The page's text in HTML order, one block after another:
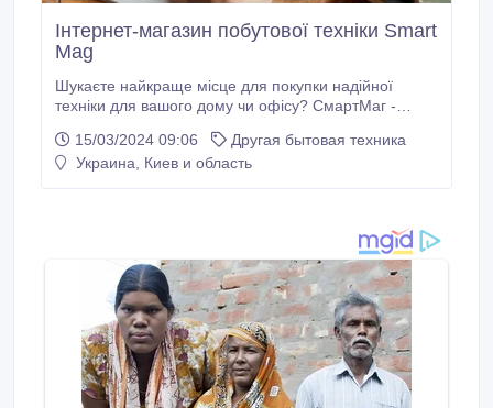
Інтернет-магазин побутової техніки Smart
Mag
Шукаєте найкраще місце для покупки надійної
техніки для вашого дому чи офісу? СмартМаг -
Каталог магазину пропонує вам безліч переваг,
широкий асортимент і найкращі ціни на ринку.
15/03/2024 09:06
Другая бытовая техника
Украина, Киев и область